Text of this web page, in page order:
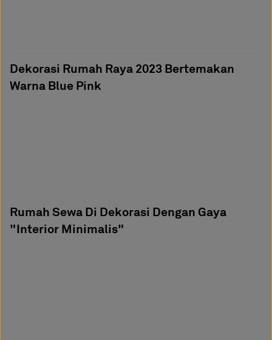
Dekorasi Rumah Raya 2023 Bertemakan
Warna Blue Pink
Rumah Sewa Di Dekorasi Dengan Gaya
"Interior Minimalis"